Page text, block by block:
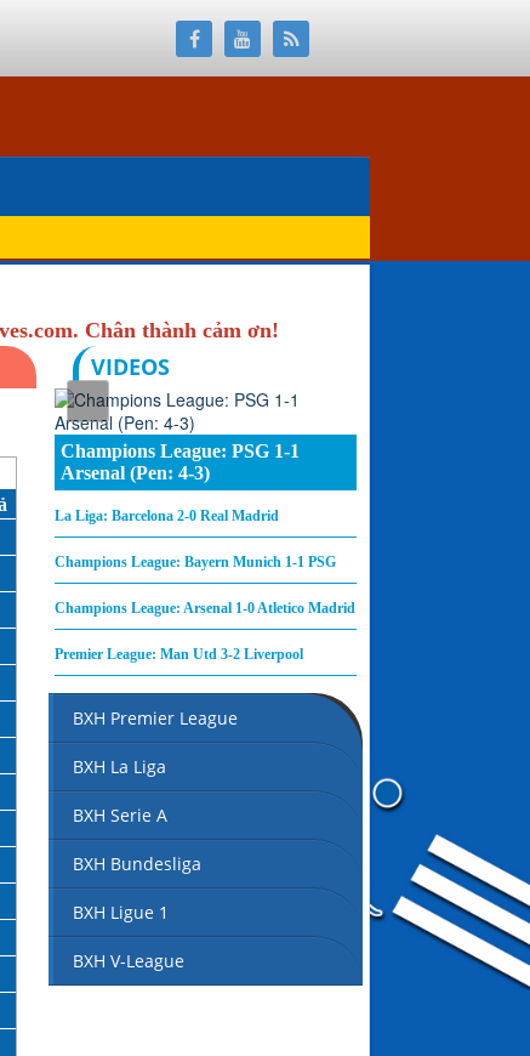
Chân thành cảm ơn!
VIDEOS
Champions League: PSG 1-1
Arsenal (Pen: 4-3)
La Liga: Barcelona 2-0 Real Madrid
Champions League: Bayern Munich 1-1 PSG
Champions League: Arsenal 1-0 Atletico Madrid
Premier League: Man Utd 3-2 Liverpool
BXH Premier League
BXH La Liga
BXH Serie A
BXH Bundesliga
BXH Ligue 1
BXH V-League